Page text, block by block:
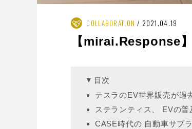
COLLABORATION 2021.04.19
【mirai.Response
目次
テスラのEV世界販売が
ステランティス、 EVの
CASE時代の 自動車サプ